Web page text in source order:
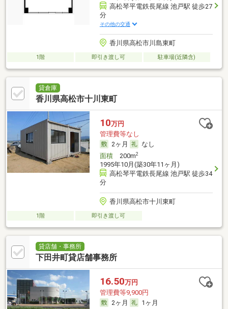
高松琴平電鉄長尾線 池戸駅 徒歩27
分
その他の交通
香川県高松市川島東町
1階 即引き渡し可 駐車場(近隣含)
貸倉庫
香川県高松市十川東町
10万円
管理費等なし
2ヶ月
なし
面積200m2
1995年10月(築30年11ヶ月)
高松琴平電鉄長尾線 池戸駅 徒歩34
分
香川県高松市十川東町
1階 即引き渡し可
貸店舗・事務所
下田井町貸店舗事務所
16.50万円
管理費等9,900円
2ヶ月
1ヶ月